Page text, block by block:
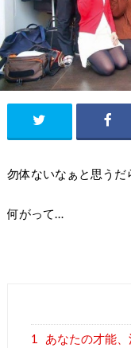
勿体ないなぁと思うだ
何がって…
1 あなたの才能